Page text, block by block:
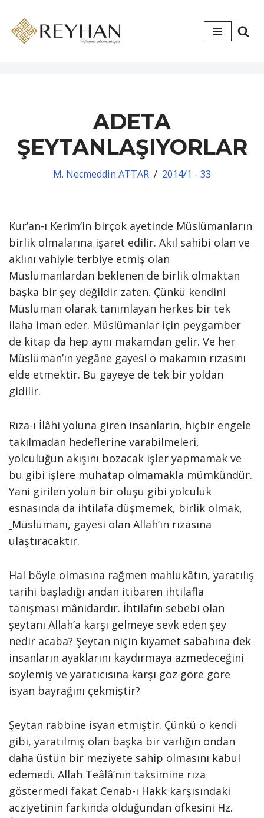
İçeriğe
ADETA
ŞEYTANLAŞIYORLAR
M. Necmeddin ATTAR 2014/1 - 33
Kur’an-ı Kerim’in birçok ayetinde Müslümanların
birlik olmalarına işaret edilir. Akıl sahibi olan ve
aklını vahiyle terbiye etmiş olan
Müslümanlardan beklenen de birlik olmaktan
başka bir şey değildir zaten. Çünkü kendini
Müslüman olarak tanımlayan herkes bir tek
ilaha iman eder. Müslümanlar için peygamber
de kitap da hep aynı makamdan gelir. Ve her
Müslüman’ın yegâne gayesi o makamın rızasını
elde etmektir. Bu gayeye de tek bir yoldan
gidilir.
Rıza-ı İlâhi yoluna giren insanların, hiçbir engele
takılmadan hedeflerine varabilmeleri,
yolculuğun akışını bozacak işler yapmamak ve
bu gibi işlere muhatap olmamakla mümkündür.
Yani girilen yolun bir oluşu gibi yolculuk
esnasında da ihtilafa düşmemek, birlik olmak,
Müslümanı, gayesi olan Allah’ın rızasına
ulaştıracaktır.
Hal böyle olmasına rağmen mahlukâtın, yaratılış
tarihi başladığı andan itibaren ihtilafla
tanışması mânidardır. İhtilafın sebebi olan
şeytanı Allah’a karşı gelmeye sevk eden şey
nedir acaba? Şeytan niçin kıyamet sabahına dek
insanların ayaklarını kaydırmaya azmedeceğini
söylemiş ve yaratıcısına karşı göz göre göre
isyan bayrağını çekmiştir?
Şeytan rabbine isyan etmiştir. Çünkü o kendi
gibi, yaratılmış olan başka bir varlığın ondan
daha üstün bir meziyete sahip olmasını kabul
edemedi. Allah Teâlâ’nın taksimine rıza
göstermedi fakat Cenab-ı Hakk karşısındaki
acziyetinin farkında olduğundan öfkesini Hz.